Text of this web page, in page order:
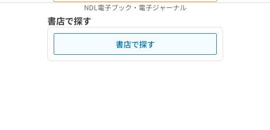
NDL電子ブック・電子ジャーナル
書店で探す
書店で探す